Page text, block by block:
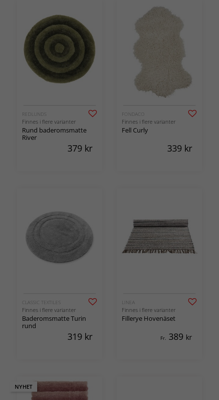
REDLUNDS
Finnes i flere varianter
Rund baderomsmatte
River
379 kr
FONDACO
Finnes i flere varianter
Fell Curly
339 kr
CLASSIC TEXTILES
Finnes i flere varianter
Baderomsmatte Turin
rund
319 kr
LINEA
Finnes i flere varianter
Fillerye Hovenäset
Fr. 389 kr
NYHET